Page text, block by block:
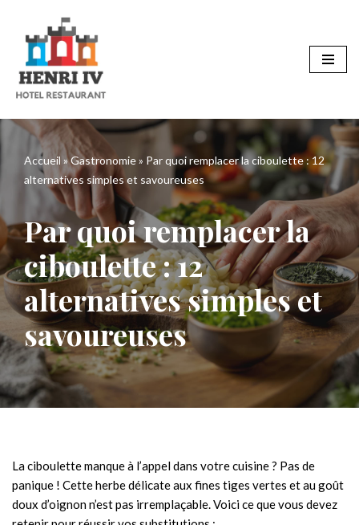
Aller
contenu
Accueil »Gastronomie» Par quoi remplacer la ciboulette : 12
alternatives simples et savoureuses
Par quoi remplacer la
ciboulette : 12
alternatives simples et
savoureuses
La ciboulette manque à l’appel dans votre cuisine ? Pas de
panique ! Cette herbe délicate aux fines tiges vertes et au goût
doux d’oignon n’est pas irremplaçable. Voici ce que vous devez